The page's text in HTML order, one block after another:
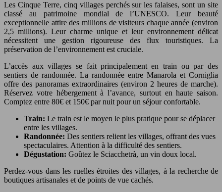
Les Cinque Terre, cinq villages perchés sur les falaises, sont un site
classé au patrimoine mondial de l’UNESCO. Leur beauté
exceptionnelle attire des millions de visiteurs chaque année (environ
2,5 millions). Leur charme unique et leur environnement délicat
nécessitent une gestion rigoureuse des flux touristiques. La
préservation de l’environnement est cruciale.
L’accès aux villages se fait principalement en train ou par des
sentiers de randonnée. La randonnée entre Manarola et Corniglia
offre des panoramas extraordinaires (environ 2 heures de marche).
Réservez votre hébergement à l’avance, surtout en haute saison.
Comptez entre 80€ et 150€ par nuit pour un séjour confortable.
Train: Le train est le moyen le plus pratique pour se déplacer
entre les villages.
Randonnée: Des sentiers relient les villages, offrant des vues
spectaculaires. Attention à la difficulté des sentiers.
Dégustation: Goûtez le Sciacchetrà, un vin doux local.
Perdez-vous dans les ruelles étroites des villages, à la recherche de
boutiques artisanales et de points de vue cachés.